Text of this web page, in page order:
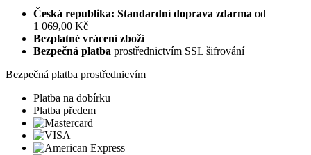
Česká republika: Standardní doprava zdarma od
1 069,00 Kč
Bezplatné vrácení zboží
Bezpečná platba prostřednictvím SSL šifrování
Bezpečná platba prostřednicvím
Platba na dobírku
Platba předem